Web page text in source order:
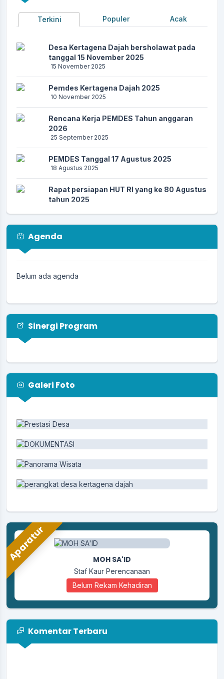
Terkini Populer Acak
Desa Kertagena Dajah bersholawat pada
tanggal 15 November 2025
15 November 2025
Pemdes Kertagena Dajah 2025
10 November 2025
Rencana Kerja PEMDES Tahun anggaran
2026
25 September 2025
PEMDES Tanggal 17 Agustus 2025
18 Agustus 2025
Rapat persiapan HUT RI yang ke 80 Agustus
tahun 2025
23 Juli 2025
PEMDES Kertagena Dajah menerima
11 Juli 2025
Agenda
Belum ada agenda
Sinergi Program
Galeri Foto
Aparatur MOH SA'ID
Staf Kaur Perencanaan
Belum Rekam Kehadiran
Komentar Terbaru